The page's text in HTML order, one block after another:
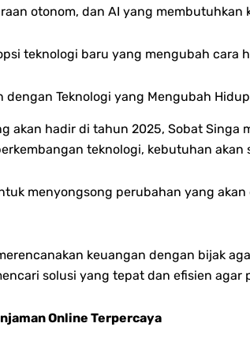
otonom, dan AI yang membutuhkan
teknologi baru yang mengubah cara
dengan Teknologi yang Mengubah Hidup
akan hadir di tahun 2025, Sobat
teknologi, kebutuhan
menyongsong perubahan yang
keuangan dengan bijak
solusi yang tepat dan efisien
Online Terpercaya